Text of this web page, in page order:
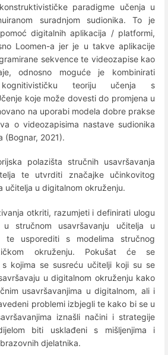
paradigme učenja u
suradnjom sudionika. To je
digitalnih aplikacija / platformi,
Loomen-a jer je u takve aplikacije
sekvence te videozapise kao
odnosno moguće je kombinirati
teoriju učenja s
koje može dovesti do promjena u
na uporabi modela dobre prakse
o videozapisima nastave sudionika
(Bognar, 2021).
polazišta stručnih usavršavanja
te utvrditi značajke učinkovitog
učitelja u digitalnom okruženju.
otkriti, razumjeti i definirati ulogu
u stručnom usavršavanju učitelja u
te usporediti s modelima stručnog
okruženju. Pokušat će se
kojima se susreću učitelji koji su se
u digitalnom okruženju kako
usavršavanjima u digitalnom, ali i
problemi izbjegli te kako bi se u
iznašli načini i strategije
biti usklađeni s mišljenjima i
djelatnika.